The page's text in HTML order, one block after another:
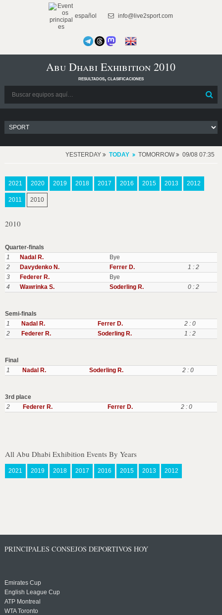
español info@live2sport.com
Abu Dhabi Exhibition 2010
resultados, clasificaciones
YESTERDAY TODAY TOMORROW 09/08 07:35
2021 2020 2019 2018 2017 2016 2015 2013 2012
2011 2010
2010
Quarter-finals
1
Nadal R.
Bye
2
Davydenko N. Ferrer D.
1 : 2
3
Federer R.
Bye
4
Wawrinka S. Soderling R. 0 : 2
Semi-finals
1
Nadal R. Ferrer D.
2 : 0
2
Federer R. Soderling R. 1 : 2
Final
1
Nadal R. Soderling R. 2 : 0
3rd place
2
Federer R. Ferrer D. 2 : 0
All Abu Dhabi Exhibition Events By Years
2021 2019 2018 2017 2016 2015 2013 2012
PRINCIPALES CONSEJOS DEPORTIVOS HOY
Emirates Cup
English League Cup
ATP Montreal
WTA Toronto